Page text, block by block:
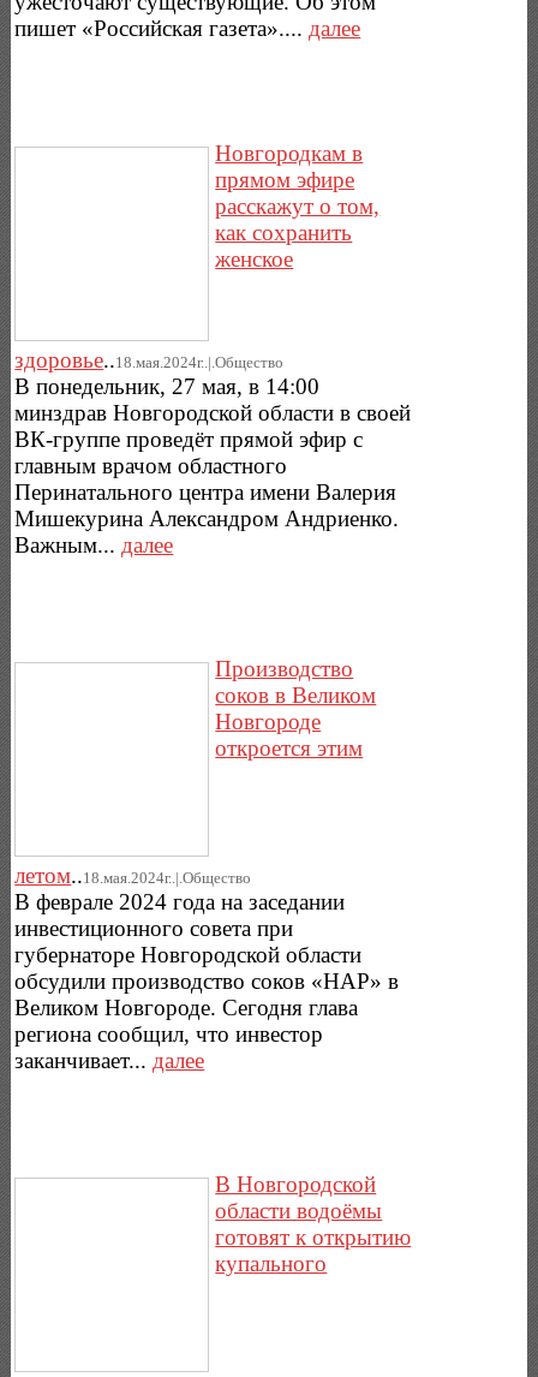
пишет «Российская газета»....далее
Новгородкам в
прямом эфире
расскажут о том,
как сохранить
женское
здоровье..18.мая.2024г..|.Общество
В понедельник, 27 мая, в 14:00
минздрав Новгородской области в своей
ВК-группе проведёт прямой эфир с
главным врачом областного
Перинатального центра имени Валерия
Мишекурина Александром Андриенко.
Важным... далее
Производство
соков в Великом
Новгороде
откроется этим
летом..18.мая.2024г..|.Общество
В феврале 2024 года на заседании
инвестиционного совета при
губернаторе Новгородской области
обсудили производство соков «НАР» в
Великом Новгороде. Сегодня глава
региона сообщил, что инвестор
заканчивает... далее
В Новгородской
области водоёмы
готовят к открытию
купального